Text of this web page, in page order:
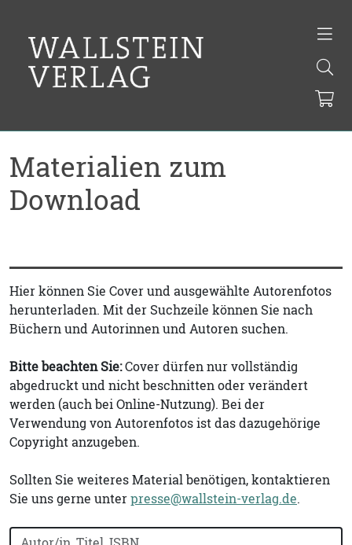
Materialien zum
Download
Hier können Sie Cover und ausgewählte Autorenfotos
herunterladen. Mit der Suchzeile können Sie nach
Büchern und Autorinnen und Autoren suchen.
Bitte beachten Sie:Cover dürfen nur vollständig
abgedruckt und nicht beschnitten oder verändert
werden (auch bei Online-Nutzung). Bei der
Verwendung von Autorenfotos ist das dazugehörige
Copyright anzugeben.
Sollten Sie weiteres Material benötigen, kontaktieren
Sie uns gerne unterpresse@wallstein-verlag.de.
Bücher nach Buchtitel, Autorennamen oder ISBN